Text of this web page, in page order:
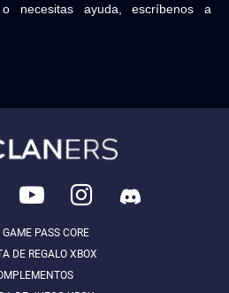
necesitas ayuda, escríbenos a
PASS CORE
DE REGALO XBOX